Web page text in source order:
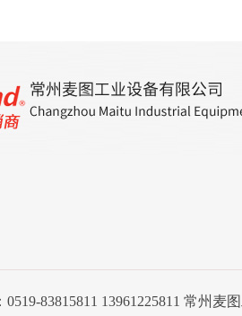
83815811 13961225811 常州麦